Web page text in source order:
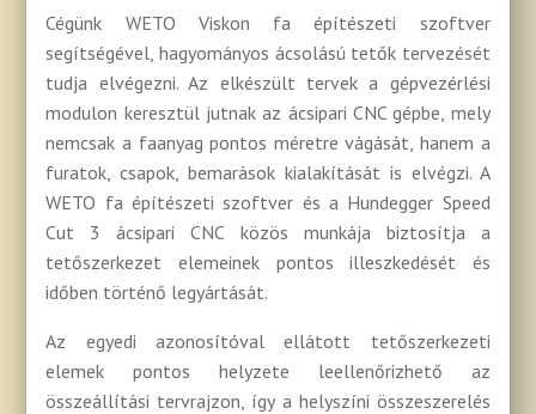
Cégünk WETO Viskon fa építészeti szoftver
segítségével, hagyományos ácsolású tetők tervezését
tudja elvégezni. Az elkészült tervek a gépvezérlési
modulon keresztül jutnak az ácsipari CNC gépbe, mely
nemcsak a faanyag pontos méretre vágását, hanem a
furatok, csapok, bemarások kialakítását is elvégzi. A
WETO fa építészeti szoftver és a Hundegger Speed
Cut 3 ácsipari CNC közös munkája biztosítja a
tetőszerkezet elemeinek pontos illeszkedését és
időben történő legyártását.
Az egyedi azonosítóval ellátott tetőszerkezeti
elemek pontos helyzete leellenőrizhető az
összeállítási tervrajzon, így a helyszíni összeszerelés